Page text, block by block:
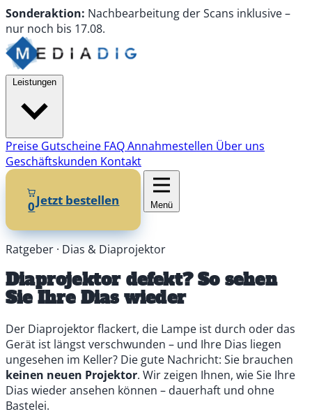
Sonderaktion: Nachbearbeitung der Scans inklusive–
nur noch bis 17.08.
Preise Gutscheine FAQAnnahmestellen Über uns
Geschäftskunden Kontakt
0Jetzt bestellen Menü
Ratgeber · Dias & Diaprojektor
Diaprojektor defekt? So sehen
Sie Ihre Dias wieder
Der Diaprojektor flackert, die Lampe ist durch oder das
Gerät ist längst verschwunden – und Ihre Dias liegen
ungesehen im Keller? Die gute Nachricht: Sie brauchen
keinen neuen Projektor. Wir zeigen Ihnen, wie Sie Ihre
Dias wieder ansehen können – dauerhaft und ohne
Bastelei.